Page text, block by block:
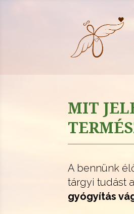
MIT
A bennünk
tárgyi tudást
gyógyítás